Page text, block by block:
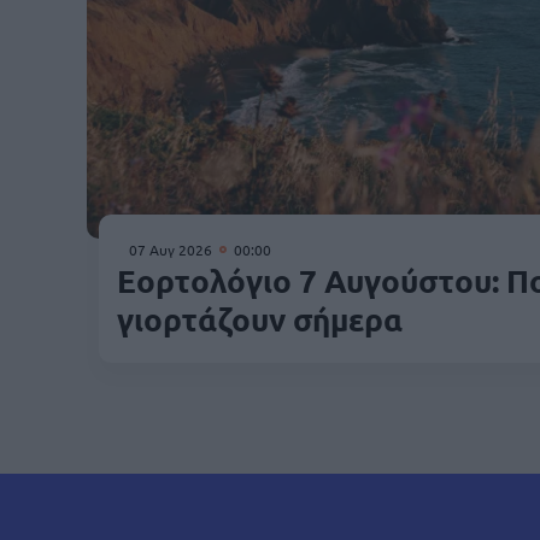
07 Αυγ 2026 00:00
Εορτολόγιο 7 Αυγούστου:
γιορτάζουν σήμερα